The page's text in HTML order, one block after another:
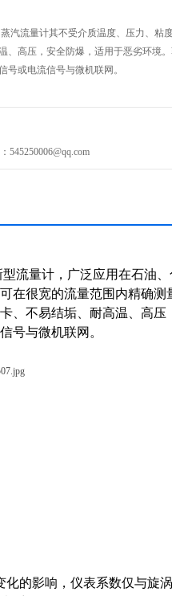
汽流量计其不受介质温度、压力、粘
、高压，安全防爆，适用于恶劣环境
号或电流信号与微机联网。
545250006@qq.com
流量计，广泛应用在石油
在很宽的流量范围内精确测
、不易结垢、耐高温、高压
号与微机联网。
的影响，仪表系数仅与旋